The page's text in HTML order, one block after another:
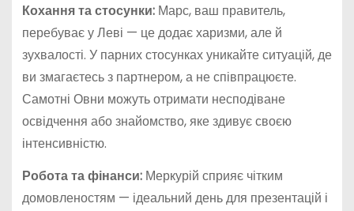
Кохання та стосунки:Марс, ваш правитель,
перебуває у Леві — це додає харизми, але й
зухвалості. У парних стосунках уникайте ситуацій, де
ви змагаєтесь з партнером, а не співпрацюєте.
Самотні Овни можуть отримати несподіване
освідчення або знайомство, яке здивує своєю
інтенсивністю.
Робота та фінанси:Меркурій сприяє чітким
домовленостям — ідеальний день для презентацій і